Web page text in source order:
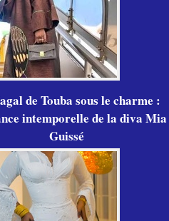
de Touba sous le charme :
intemporelle de la diva Mia
Guissé